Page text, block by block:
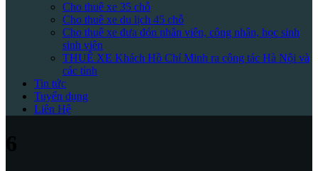
Cho thuê xe 35 chỗ
Cho thuê xe du lịch 45 chỗ
Cho thuê xe đưa đón nhân viên, công nhân, học sinh
sinh viên
THUÊ XE Khách Hồ Chí Minh ra công tác Hà Nội và
các tỉnh
Tin tức
Tuyển dụng
Liên Hệ